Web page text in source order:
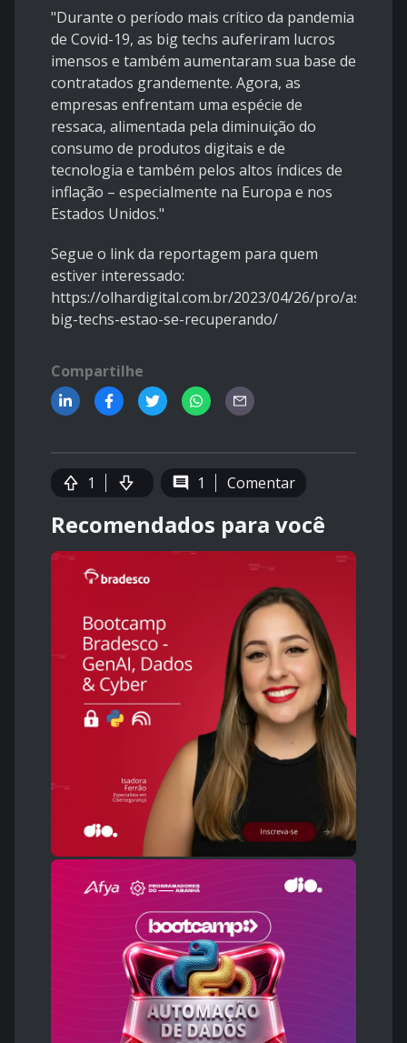
"Durante o período mais crítico da pandemia
de Covid-19, as big techs auferiram lucros
imensos e também aumentaram sua base de
contratados grandemente. Agora, as
empresas enfrentam uma espécie de
ressaca, alimentada pela diminuição do
consumo de produtos digitais e de
tecnologia e também pelos altos índices de
inflação – especialmente na Europa e nos
Estados Unidos."
Segue o link da reportagem para quem
estiver interessado:
https://olhardigital.com.br/2023/04/26/pro/as-
big-techs-estao-se-recuperando/
Compartilhe
1 1 Comentar
Recomendados para você